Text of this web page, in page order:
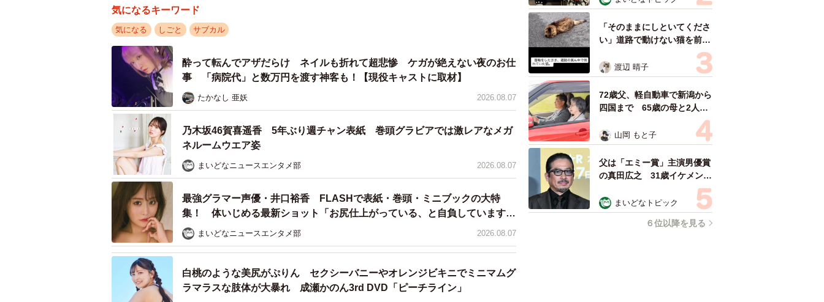
ロリが流行るとJKモノ作品が大量に出回るのがお決まりでしたが、現在は「女子〇生」とい
った伏字がマストで、映像には「作中の出演者は18歳以上です」という注意書きを加えねば
いけません。「制服」という単語はOKなものの、ちょっと審査に引っ掛かればリリースは
打ち止めに……。このように、作品作りのやりづらさから、ロリブームが起こりづらくなっ
てしまったのです。
今は少し幼く見える女優はアイドル系や清楚系として売り出し、制服モノは「幼なじみ」と
いう表現が増えています。制服＋幼なじみなら大体「あ、これはJKか」と多くのユーザーは
察しますから、ある意味規制をかいくぐった陰語の1つですね（笑）
気になるキーワード
気になる しごと サブカル
酔って転んでアザだらけ ネイルも折れて超悲惨 ケガが絶えない夜のお仕
事 「病院代」と数万円を渡す神客も！【現役キャストに取材】
たかなし 亜妖 2026.08.07
乃木坂46賀喜遥香 5年ぶり週チャン表紙 巻頭グラビアでは激レアなメガ
ネルームウエア姿
まいどなニュースエンタメ部 2026.08.07
最強グラマー声優・井口裕香 FLASHで表紙・巻頭・ミニブックの大特
集！ 体いじめる最新ショット「お尻仕上がっている、と自負しています」
「いくつになっても理想の身体でいたい」
まいどなニュースエンタメ部 2026.08.07
白桃のような美尻がぷりん セクシーバニーやオレンジビキニでミニマムグ
ラマラスな肢体が大暴れ 成瀬かのん3rd DVD「ピーチライン」
「行動され立派」
「そのままにしといてくださ
い」道路で動けない猫を前に
返された一言… 懸命に生き
ようとした4日間 「命の重
さはみんな同じ」保護団体代
表の訴え
渡辺 晴子
72歳父、軽自動車で新潟から
四国まで 65歳の母と2人で
3泊4日の旅 パーキングの休
憩まで分刻み… 「大学生で
も組まねえよ！」
山岡 もと子
父は「エミー賞」主演男優賞
の真田広之 31歳イケメン俳
優が長髪ヒゲのワイルド近影
「ガチヒロさんそっくり」
「新たな一面もステキ」
まいどなトピック
６位以降を見る